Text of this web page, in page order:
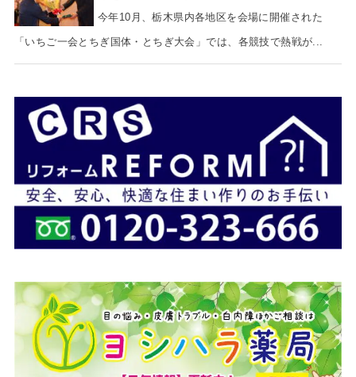
今年10月、栃木県内各地区を会場に開催された
「いちご一会とちぎ国体・とちぎ大会」では、各競技で熱戦が...